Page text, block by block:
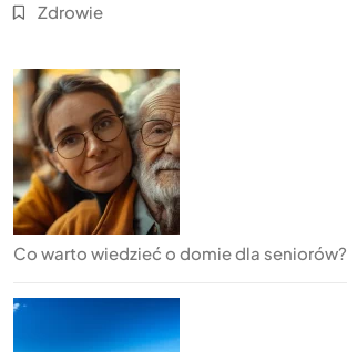
Zdrowie
Co warto wiedzieć o domie dla seniorów?